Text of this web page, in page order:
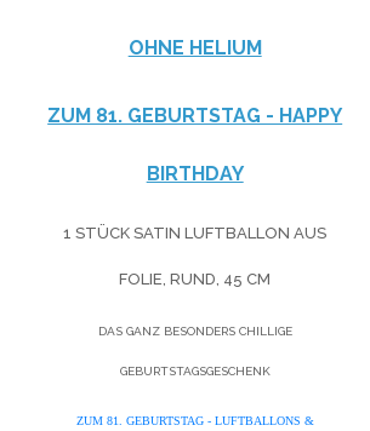
HNE HELIUM
ZUM 81. GEBURTSTAG - HAPPY
BIRTHDAY
1 STÜCK SATIN LUFTBALLON AUS
FOLIE, RUND, 45 CM
DAS GANZ BESONDERS CHILLIGE
GEBURTSTAGSGESCHENK
ZUM 81. GEBURTSTAG - LUFTBALLONS &